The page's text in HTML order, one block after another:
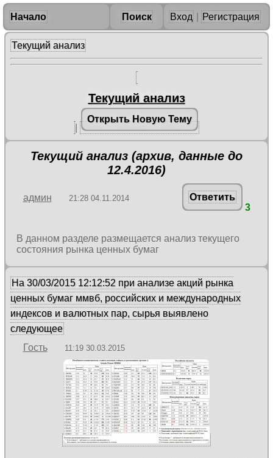
Начало Поиск Вход Регистрация
Текущий анализ
Текущий анализ
Открыть Новую Тему
Текущий анализ (архив, данные до
12.4.2016)
админ 21:28 04.11.2014
Ответить
3
В данном разделе размещается анализ текущего
состояния рынка ценных бумаг
На 30/03/2015 12:12:52 при анализе акций рынка
ценных бумаг ммвб, российских и международных
индексов и валютных пар, сырья выявлено
следующее
Гость
11:19 30.03.2015